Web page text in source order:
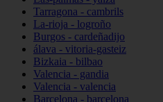
Tarragona - cambrils
La-rioja - logroño
Burgos - cardeñadijo
álava - vitoria-gasteiz
Bizkaia - bilbao
Valencia - gandia
Valencia - valencia
Barcelona - barcelona